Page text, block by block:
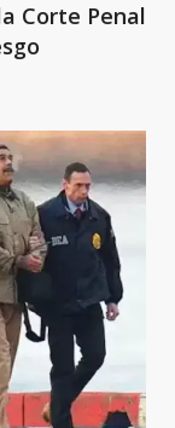
Corte Penal